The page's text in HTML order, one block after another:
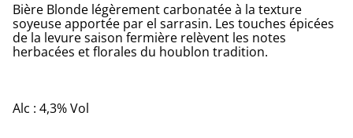
Bière Blonde légèrement carbonatée à la texture
soyeuse apportée par el sarrasin. Les touches épicées
de la levure saison fermière relèvent les notes
herbacées et florales du houblon tradition.
Alc : 4,3% Vol